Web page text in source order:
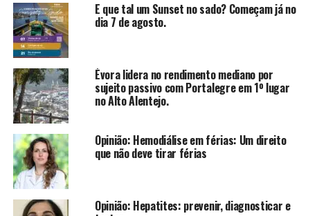
E que tal um Sunset no sado? Começam já no
dia 7 de agosto.
Évora lidera no rendimento mediano por
sujeito passivo com Portalegre em 1º lugar
no Alto Alentejo.
Opinião: Hemodiálise em férias: Um direito
que não deve tirar férias
Opinião: Hepatites: prevenir, diagnosticar e